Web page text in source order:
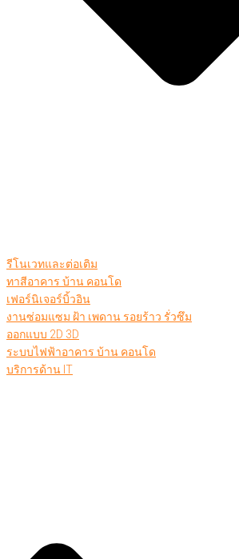
รีโนเวทและต่อเติม
ทาสีอาคาร บ้าน คอนโด
เฟอร์นิเจอร์บิ้วอิน
งานซ่อมแซม ฝ้า เพดาน รอยร้าว รั่วซึม
ออกแบบ 2D 3D
ระบบไฟฟ้าอาคาร บ้าน คอนโด
บริการด้าน IT